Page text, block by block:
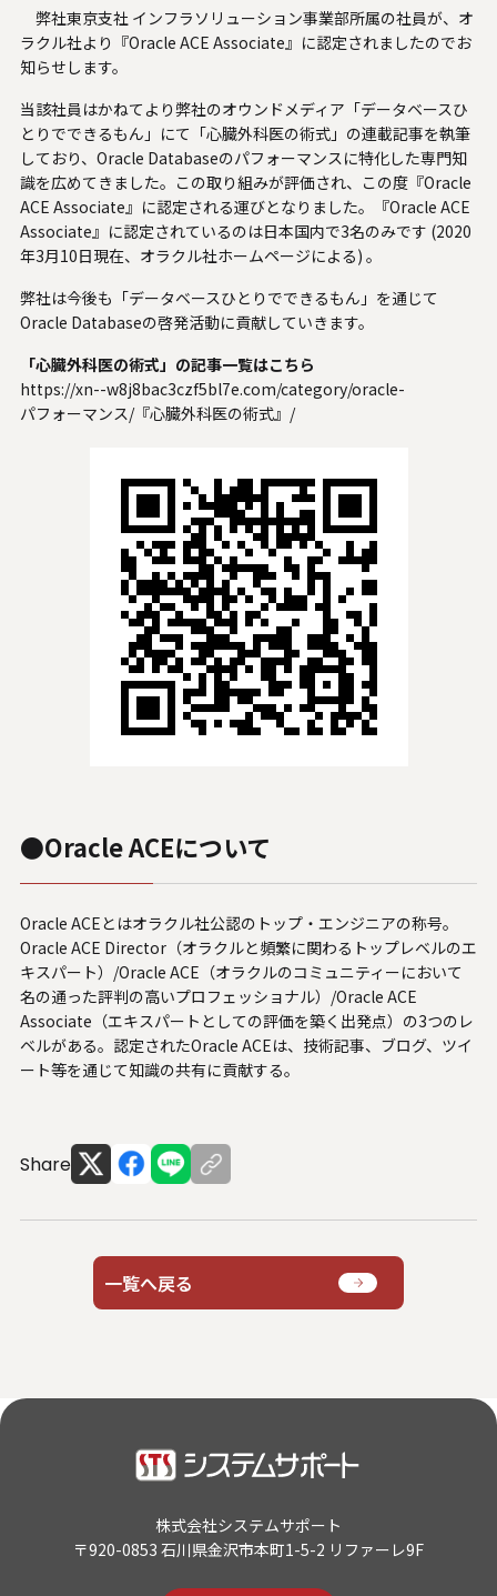
人材関連データ・社外からの評価
採用情報
お知らせ
ビジネスパートナーの皆様へ
Microsoft Base Kanazawa
システムサポート胡蝶蘭オンラインショップ
SNS公式アカウント一覧
U.S. FrontLine
お問い合わせ
情報セキュリティ基本方針
個人情報保護方針
反社会的勢力に対する基本方針
特定個人情報等の適正な取り扱いに関する基本方針
カスタマーハラスメントに関する指針
電子公告
ソーシャルメディアポリシー
システムサポートホールディングス
弊社東京支社 インフラソリューション事業部所属の社員が、オ
ラクル社より『Oracle ACE Associate』に認定されましたのでお
知らせします。
当該社員はかねてより弊社のオウンドメディア「データベースひ
とりでできるもん」にて「心臓外科医の術式」の連載記事を執筆
しており、Oracle Databaseのパフォーマンスに特化した専門知
識を広めてきました。この取り組みが評価され、この度『Oracle
ACE Associate』に認定される運びとなりました。『Oracle ACE
Associate』に認定されているのは日本国内で3名のみです (2020
年3月10日現在、オラクル社ホームページによる) 。
弊社は今後も「データベースひとりでできるもん」を通じて
Oracle Databaseの啓発活動に貢献していきます。
「心臓外科医の術式」の記事一覧はこちら
https://xn--w8j8bac3czf5bl7e.com/category/oracle-
パフォーマンス/『心臓外科医の術式』/
●Oracle ACEについて
Oracle ACEとはオラクル社公認のトップ・エンジニアの称号。
Oracle ACE Director（オラクルと頻繁に関わるトップレベルのエ
キスパート）/Oracle ACE（オラクルのコミュニティーにおいて
名の通った評判の高いプロフェッショナル）/Oracle ACE
Associate（エキスパートとしての評価を築く出発点）の3つのレ
ベルがある。認定されたOracle ACEは、技術記事、ブログ、ツイ
ート等を通じて知識の共有に貢献する。
Share
一覧へ戻る
株式会社システムサポート
〒920-0853 石川県金沢市本町1-5-2 リファーレ9F